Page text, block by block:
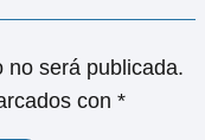
no será publicada.
con *